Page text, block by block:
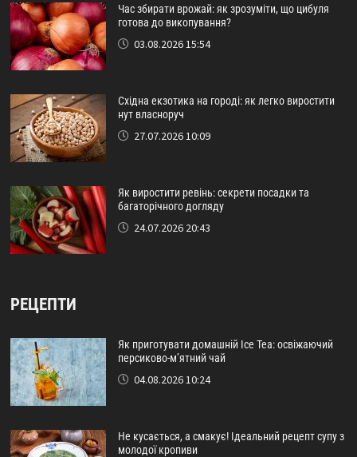
Час збирати врожай: як зрозуміти, що цибуля
готова до викопування?
03.08.2026 15:54
Східна екзотика на городі: як легко виростити
нут власноруч
27.07.2026 10:09
Як виростити ревінь: секрети посадки та
багаторічного догляду
24.07.2026 20:43
РЕЦЕПТИ
Як приготувати домашній Ice Tea: освіжаючий
персиково-м’ятний чай
04.08.2026 10:24
Не кусається, а смакує! Ідеальний рецепт супу з
молодої кропиви